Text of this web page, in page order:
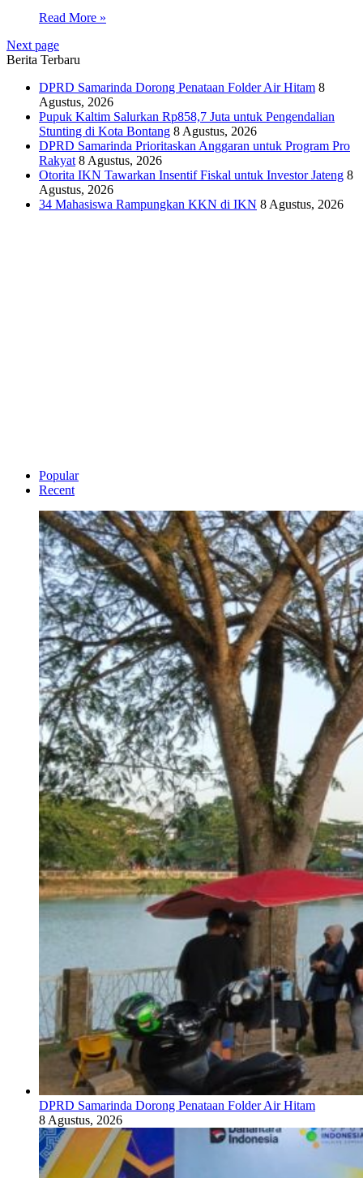
Read More »
Next page
Berita Terbaru
DPRD Samarinda Dorong Penataan Folder Air Hitam 8
Agustus, 2026
Pupuk Kaltim Salurkan Rp858,7 Juta untuk Pengendalian
Stunting di Kota Bontang 8 Agustus, 2026
DPRD Samarinda Prioritaskan Anggaran untuk Program Pro
Rakyat 8 Agustus, 2026
Otorita IKN Tawarkan Insentif Fiskal untuk Investor Jateng 8
Agustus, 2026
34 Mahasiswa Rampungkan KKN di IKN 8 Agustus, 2026
Popular
Recent
DPRD Samarinda Dorong Penataan Folder Air Hitam
8 Agustus, 2026